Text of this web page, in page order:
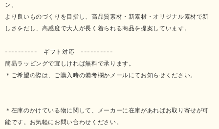
ン。
より良いものづくりを目指し、高品質素材・新素材・オリジナル素材で新
しさをだし、高感度で大人が長く着られる商品を提案しています。
---------- ギフト対応 ----------
簡易ラッピングで宜しければ無料で承ります。
＊ご希望の際は、ご購入時の備考欄かメールにてお知らせください。
＊在庫のかけている物に関して、メーカーに在庫があればお取り寄せが可
能です。お気軽にお問い合わせください。